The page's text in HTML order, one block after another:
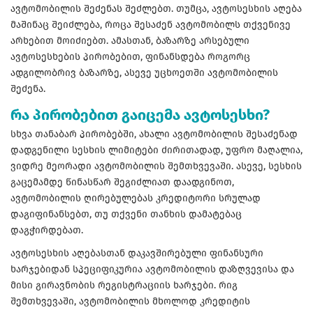
ავტომობილის შეძენას შეძლებთ. თუმცა, ავტოსესხის აღება
მაშინაც შეიძლება, როცა შესაძენ ავტომობილს თქვენივე
არხებით მოიძიებთ. ამასთან, ბაზარზე არსებული
ავტოსესხების პირობებით, ფინანსდება როგორც
ადგილობრივ ბაზარზე, ასევე უცხოეთში ავტომობილის
შეძენა.
რა პირობებით გაიცემა ავტოსესხი?
სხვა თანაბარ პირობებში, ახალი ავტომობილის შესაძენად
დადგენილი სესხის ლიმიტები ძირითადად, უფრო მაღალია,
ვიდრე მეორადი ავტომობილის შემთხვევაში. ასევე, სესხის
გაცემამდე წინასწარ შეგიძლიათ დაადგინოთ,
ავტომობილის ღირებულებას კრედიტორი სრულად
დაგიფინანსებთ, თუ თქვენი თანხის დამატებაც
დაგჭირდებათ.
ავტოსესხის აღებასთან დაკავშირებული ფინანსური
ხარჯებიდან სპეციფიკურია ავტომობილის დაზღვევისა და
მისი გირავნობის რეგისტრაციის ხარჯები. რიგ
შემთხვევაში, ავტომობილის მხოლოდ კრედიტის